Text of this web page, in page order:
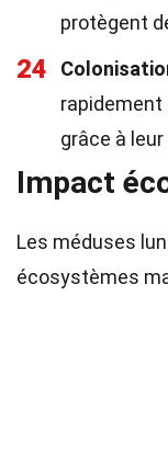
protègent
24
rapidement
grâce à
Impact
Les méduses
écosystèmes